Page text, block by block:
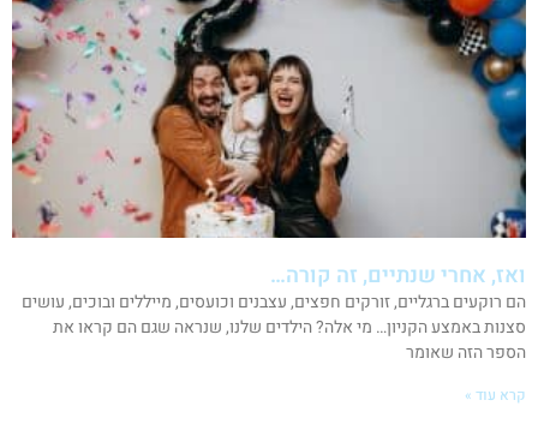
ואז, אחרי שנתיים, זה קורה…
הם רוקעים ברגליים, זורקים חפצים, עצבנים וכועסים, מייללים ובוכים, עושים
סצנות באמצע הקניון… מי אלה? הילדים שלנו, שנראה שגם הם קראו את
הספר הזה שאומר
קרא עוד »